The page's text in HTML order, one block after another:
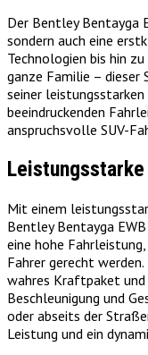
Der Bentley Bentayga
sondern auch eine
Technologien bis hin
ganze Familie – dieser
seiner
beeindruckenden
anspruchsvolle SUV-
Mit einem
Bentley Bentayga
eine hohe
Fahrer gerecht
wahres Kraftpaket und
Beschleunigung und
oder abseits der
Leistung und ein